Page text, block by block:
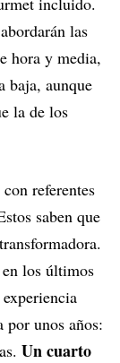
las
hora y media,
baja, aunque
la de los
referentes
saben que
los últimos
por unos años:
Un cuarto